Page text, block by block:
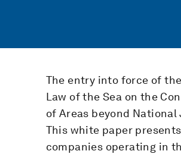
The entry into force of
Law of the Sea on the
of Areas beyond
This white paper
companies operating in